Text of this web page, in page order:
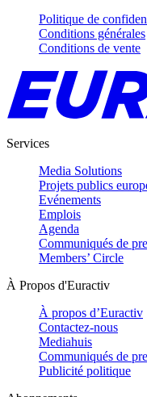
Politique de
Conditions générales
Conditions de vente
Services
Media Solutions
Projets publics
Evénements
Emplois
Agenda
Communiqués de
Members’ Circle
À Propos d'Euractiv
À propos d’Euractiv
Contactez-nous
Mediahuis
Communiqués de
Publicité politique